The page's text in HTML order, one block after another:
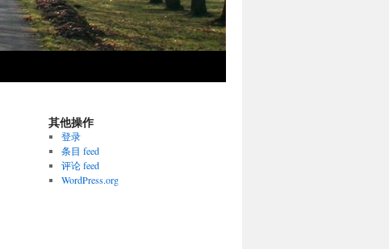
其他操作
登录
条目 feed
评论 feed
WordPress.org